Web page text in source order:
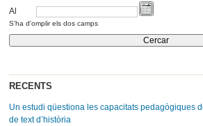
Al
S'ha d'omplir els dos camps
RECENTS
Un estudi qüestiona les capacitats pedagògiques
de text d’història